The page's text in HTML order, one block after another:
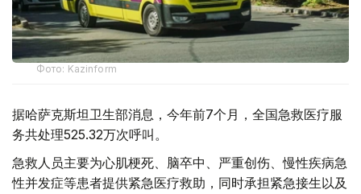
Фото: Kazinform
据哈萨克斯坦卫生部消息，今年前7个月，全国急救医疗服
务共处理525.32万次呼叫。
急救人员主要为心肌梗死、脑卒中、严重创伤、慢性疾病急
性并发症等患者提供紧急医疗救助，同时承担紧急接生以及